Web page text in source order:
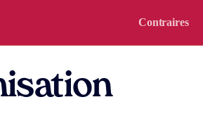
Contraires